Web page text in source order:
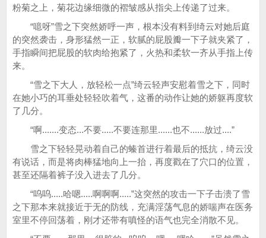
粉菊之上，菊花边缘细微的褶皱感从指尖上传递了过来。
“噫呀”雪之下突然娇呼一声，根本没有料到绮云对她后庭
的突然袭击，身形猛然一正，软腻的屁股瓣一下子就夹紧了，
手指瞬间把屁股的软肉给抱紧了，火热和柔软一齐从手指上传
来。
“雪之下大人，放轻松一点”绮云轻声安慰着雪之下，同时
在她小巧的耳垂处轻轻吹着气，这番的动作让她的娇躯再度软
了几分。
“啊.......变态...不要.....不要连那里......也不......放过....”
雪之下轻轻晃动着自己的螓首进行着最后的抵抗，绮云没
有说话，而是将肉棒猛地向上一抬，再度戳在了穴口的位置，
甚至还隔着裤子没入进去了几分。
“呜呜.....哈嗯.....啊啊啊.....”这突然的攻击一下子击溃了雪
之下那本来就接近于无的防线，充满淫荡气息的娇喘声在医务
室里不停回荡着，刚才还带有嗔怪的语气也完全消散不见。